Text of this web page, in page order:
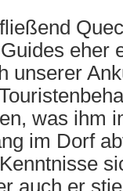
eher
unserer
was ihm
im Dorf
auch er